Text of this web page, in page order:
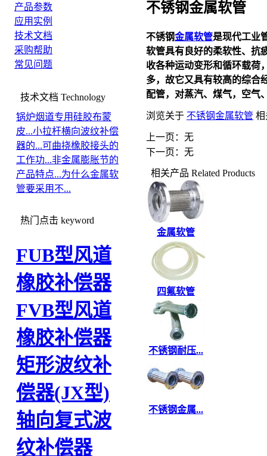
产品参数
应用实例
技术文档
采购帮助
常见问题
技术文档 Technology
锅炉烟道专用硅胶布蒙
皮...小拉杆横向波纹补偿
器的...可曲挠橡胶接头的
工作功...非金属膨胀节的
产品特点...为什么金属软
管要采用不...
热门点击 keyword
FUB型风道
橡胶补偿器
FVB型风道
橡胶补偿器
矩形波纹补
偿器(JX型)
轴向复式波
纹补偿器
不锈钢金属软管
不锈钢金属软管是现代工业
软管具有良好的柔软性、抗
收各种运动变形和循环载荷
多，故它又具有较高的综合
配管，对蒸汽、煤气，空气
浏览关于 不锈钢金属软管 相
上一页：无
下一页：无
相关产品 Related Products
金属软管
四氟软管
不锈钢耐压...
不锈钢金属...